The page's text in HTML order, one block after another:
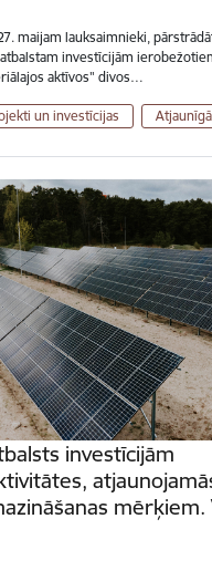
maijam lauksaimnieki,
investīcijām
aktīvos" divos…
un investīcijas
investīcijām
mērķiem.